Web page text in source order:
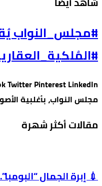
#مجلس_النواب
مجلس النواب، بأغلبية
مقالات أكثر شهرة
💉 إبرة الجمال